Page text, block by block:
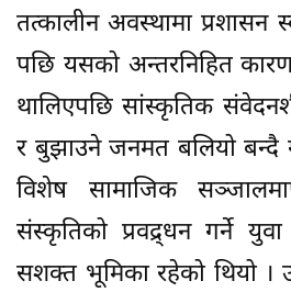
तत्कालीन अवस्थामा प्रशासन
पछि यसको अन्तरनिहित
थालिएपछि सांस्कृतिक
र बुझाउने जनमत बलियो बन्दै
विशेष सामाजिक
संस्कृतिको प्रवद्र्धन गर्ने
सशक्त भूमिका रहेको थियो ।